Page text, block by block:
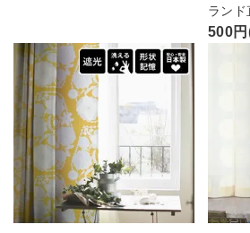
ランド
500